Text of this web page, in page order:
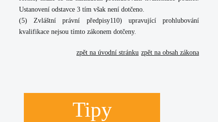
Ustanovení odstavce 3 tím však není dotčeno.
(5) Zvláštní právní předpisy110) upravující prohlubování
kvalifikace nejsou tímto zákonem dotčeny.
zpět na obsah zákona
zpět na úvodní stránku
Tipy